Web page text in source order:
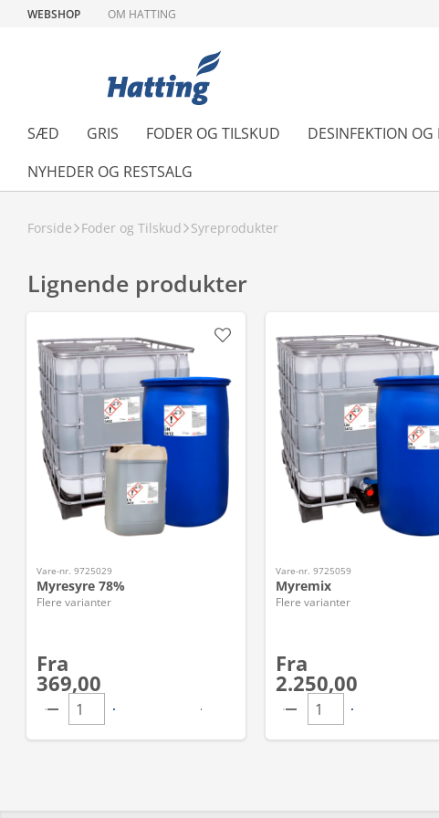
WEBSHOP OM HATTING
SÆD GRIS FODER OG TILSKUD DESINFEKTION
NYHEDER OG RESTSALG
Forside Foder og Tilskud Syreprodukter
Lignende produkter
Vare-nr. 9725029
Myresyre 78%
Flere varianter
Fra
369,00
Vare-nr. 9725059
Myremix
Flere varianter
Fra
2.250,00